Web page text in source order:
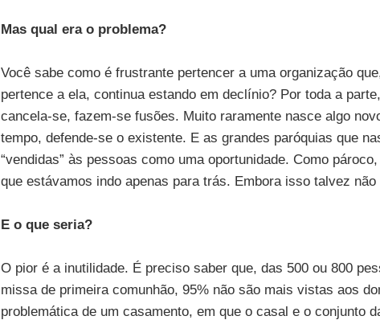
Mas qual era o problema?
Você sabe como é frustrante pertencer a uma organização
pertence a ela, continua estando em declínio? Por toda a
cancela-se, fazem-se fusões. Muito raramente nasce algo
tempo, defende-se o existente. E as grandes paróquias que
“vendidas” às pessoas como uma oportunidade. Como
que estávamos indo apenas para trás. Embora isso talvez
E o que seria?
O pior é a inutilidade. É preciso saber que, das 500 ou 800
missa de primeira comunhão, 95% não são mais vistas aos
problemática de um casamento, em que o casal e o conjunto